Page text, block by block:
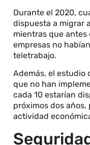
Durante el 2020,
dispuesta a migrar
mientras que antes
empresas no
teletrabajo.
Además, el estudio
que no han
cada 10 estarían
próximos dos
actividad